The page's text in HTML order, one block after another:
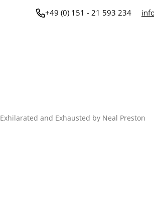
+49 (0) 151 - 21 593 234
Exhilarated and Exhausted by Neal Preston
Exhilarated